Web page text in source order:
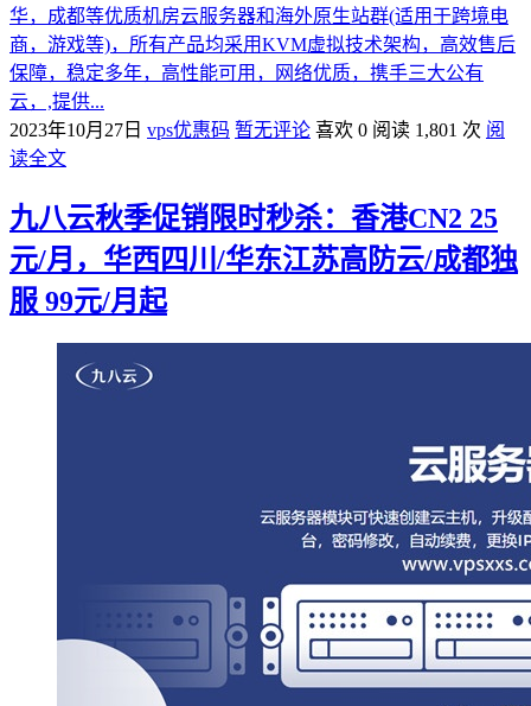
华，成都等优质机房云服务器和海外原生站群(适用于跨境电
商，游戏等)，所有产品均采用KVM虚拟技术架构，高效售后
保障，稳定多年，高性能可用，网络优质，携手三大公有
云，,提供...
2023年10月27日 vps优惠码 暂无评论 喜欢 0 阅读 1,801 次 阅
读全文
九八云秋季促销限时秒杀：香港CN2 25
元/月，华西四川/华东江苏高防云/成都独
服 99元/月起